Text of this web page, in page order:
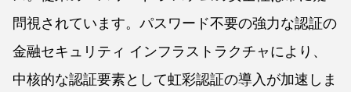
問視されています。パスワード不要の強力な認証の
金融セキュリティ インフラストラクチャにより、
中核的な認証要素として虹彩認証の導入が加速しま